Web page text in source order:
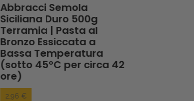
Abbracci Semola
Siciliana Duro 500g
Terramia | Pasta al
Bronzo Essiccata a
Bassa Temperatura
(sotto 45°C per circa 42
ore)
2,96 €